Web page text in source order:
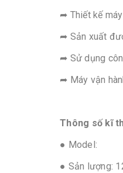
➦ Thiết kế
➦ Sản xuất
➦ Sử dụng
➦ Máy vận
Thông số kĩ
● Model:
● Sản lượng: